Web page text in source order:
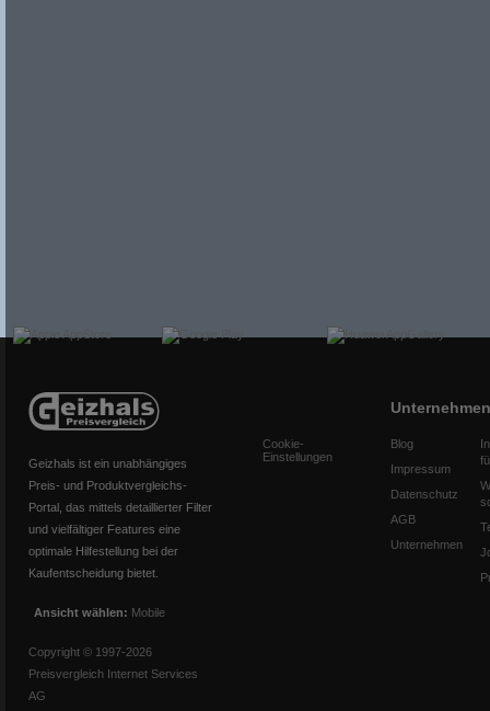
Geizhals ist ein unabhängiges
Preis- und Produktvergleichs-
Portal, das mittels detaillierter Filter
und vielfältiger Features eine
optimale Hilfestellung bei der
Kaufentscheidung bietet.
Ansicht wählen: Mobile
Copyright © 1997-2026
Preisvergleich Internet Services
AG
Cookie-
Einstellungen
Unternehmen
Blog
Impressum
Datenschutz
AGB
Unternehmen